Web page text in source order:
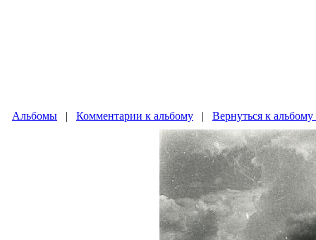
Альбомы | Комментарии к альбому | Вернуться к